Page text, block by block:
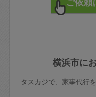
横浜市に
タスカジで、家事代行